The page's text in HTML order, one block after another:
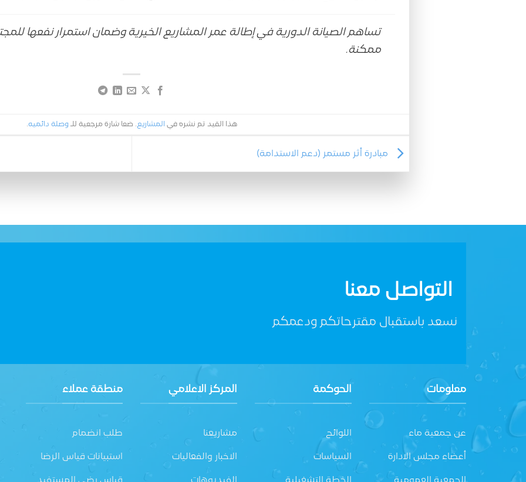
تساهم الصيانة الدورية في إطالة عمر المشاريع الخيرية وضمان استمرار نفعها
ممكنة.
هذا القيد تم نشره في المشاريع . ضعا شارة مرجعية للـوصلة دائميه
مبادرة أثر مستمر (دعم الاستدامة)
التواصل معنا
نسعد باستقبال مقترحاتكم ودعمكم
معلومات
عن جمعية ماء
أعضاء مجلس الادارة
الجمعية العمومية
الحوكمة
اللوائح
السياسات
الخطة التشغيلية
المركز الاعلامي
مشاريعنا
الاخبار والفعاليات
الفيديوهات
منطقة عملاء
طلب انضمام
استبيانات قياس الرضا
قياس رضى المستفيد